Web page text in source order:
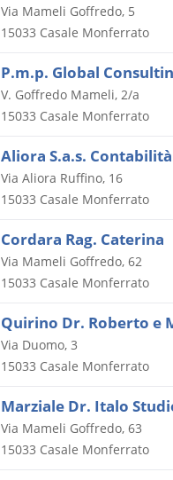
Via Mameli Goffredo, 5
15033 Casale Monferrato
P.m.p. Global
V. Goffredo Mameli, 2/a
15033 Casale Monferrato
Aliora S.a.s.
Via Aliora Ruffino, 16
15033 Casale Monferrato
Cordara Rag. Caterina
Via Mameli Goffredo, 62
15033 Casale Monferrato
Quirino Dr. Roberto e
Via Duomo, 3
15033 Casale Monferrato
Marziale Dr. Italo
Via Mameli Goffredo, 63
15033 Casale Monferrato